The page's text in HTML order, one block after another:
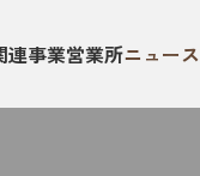
連事業営業所ニュース